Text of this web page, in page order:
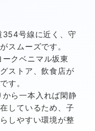
354号線に近く、守
スムーズです。
ークベニマル坂東
ストア、飲食店が
す。
から一本入れば閑静
しているため、子
しやすい環境が整